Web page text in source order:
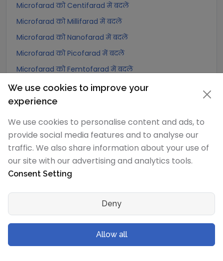
Microfarad को Centifarad में बदलें
Microfarad को Millifarad में बदलें
Microfarad को Nanofarad में बदलें
Microfarad को Picofarad में बदलें
Microfarad को Femtofarad में बदलें
Microfarad को Attoofarad में बदलें
Nanofarad को Exafarad में बदलें
Nanofarad को Petafarad में बदलें
Nanofarad को Terafarad में बदलें
Nanofarad को Gigafarad में बदलें
Nanofarad को Megafarad में बदलें
Nanofarad को Hectofarad में बदलें
We use cookies to improve your
experience
We use cookies to personalise content and ads, to
provide social media features and to analyse our
traffic. We also share information about your use of
our site with our advertising and analytics tools.
Consent Setting
Deny
Allow all